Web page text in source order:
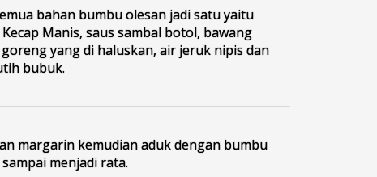
bahan bumbu olesan jadi satu yaitu
Manis, saus sambal botol, bawang
yang di haluskan, air jeruk nipis dan
bubuk.
margarin kemudian aduk dengan bumbu
menjadi rata.